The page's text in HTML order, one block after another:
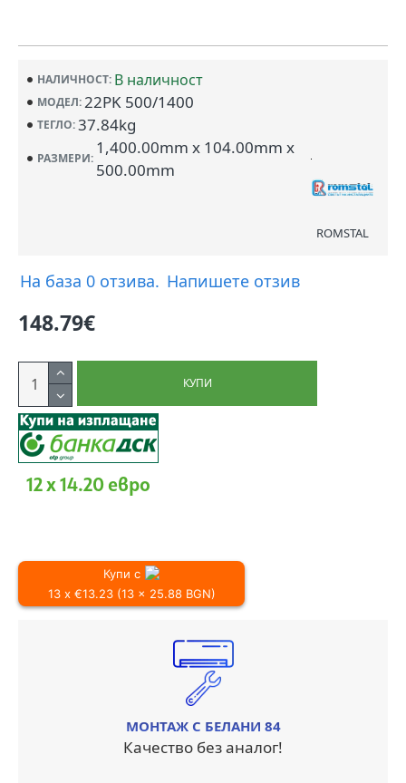
НАЛИЧНОСТ: В наличност
МОДЕЛ:22PK 500/1400
ТЕГЛО:37.84kg
РАЗМЕРИ:
1,400.00mm x 104.00mm x
500.00mm
ROMSTAL
На база 0 отзива. Напишете отзив
148.79€
КУПИ
12 x 14.20 евро
Купи с
13 x €13.23 (13 x 25.88 BGN)
МОНТАЖ С БЕЛАНИ 84
Качество без аналог!